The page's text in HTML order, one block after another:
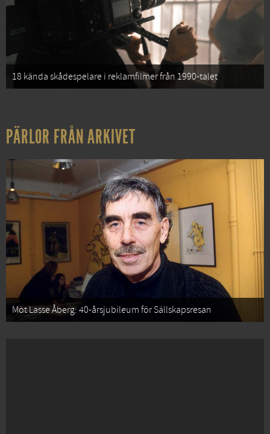
18 kända skådespelare i reklamfilmer från 1990-talet
PÄRLOR FRÅN ARKIVET
Möt Lasse Åberg: 40-årsjubileum för Sällskapsresan